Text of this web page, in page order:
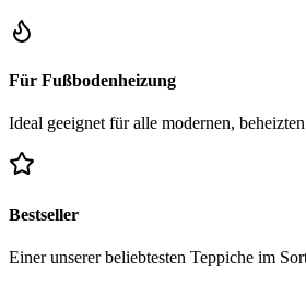
Für Fußbodenheizung
Ideal geeignet für alle modernen,
Bestseller
Einer unserer beliebtesten Teppiche im